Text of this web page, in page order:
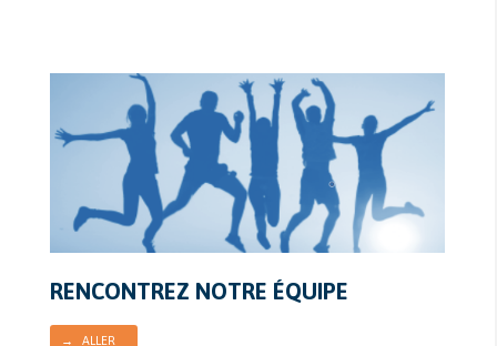
RENCONTREZ NOTRE ÉQUIPE
→ ALLER